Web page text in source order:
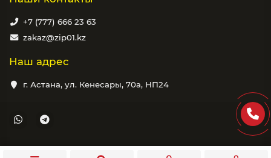
+7 (777) 666 23 63
zakaz@zip01.kz
Наш адрес
г. Астана, ул. Кенесары, 70а, НП24